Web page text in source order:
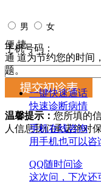
男 女
手机号码：
温馨提示： 您所填的
人信息我们承诺绝对保
便 捷
通 道为节约您的时间
题。
一键快速通话
快速诊断病情
手机在线咨询
用手机也可以咨
QQ随时问诊
这次问，下次还